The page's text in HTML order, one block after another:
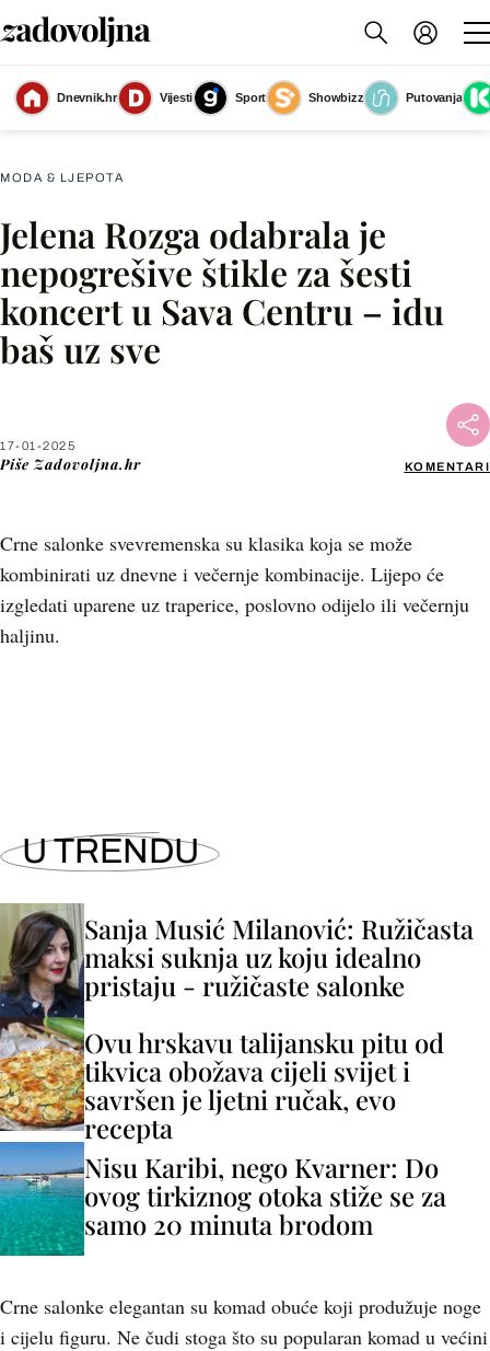
Dnevnik.hr Vijesti Sport Showbizz Putovanja
Jelena Rozga uvijek plijeni pažnju svojim modnim odabirima(Foto: Antonio
Ahel/ATAImages/Pixsell)
MODA & LJEPOTA
Jelena Rozga odabrala je
nepogrešive štikle za šesti
koncert u Sava Centru – idu
baš uz sve
17-01-2025
Piše Zadovoljna.hr KOMENTARI
Crne salonke svevremenska su klasika koja se može
kombinirati uz dnevne i večernje kombinacije. Lijepo će
izgledati uparene uz traperice, poslovno odijelo ili večernju
haljinu.
Facebook
X
U TRENDU
Sanja Musić Milanović: Ružičasta
maksi suknja uz koju idealno
pristaju - ružičaste salonke
Ovu hrskavu talijansku pitu od
tikvica obožava cijeli svijet i
savršen je ljetni ručak, evo
recepta
Nisu Karibi, nego Kvarner: Do
ovog tirkiznog otoka stiže se za
samo 20 minuta brodom
Crne salonke elegantan su komad obuće koji produžuje noge
i cijelu figuru. Ne čudi stoga što su popularan komad u većini